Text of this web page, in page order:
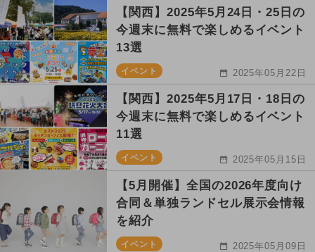
【関西】2025年5月24日・25日の
今週末に無料で楽しめるイベント
13選
イベント 2025年05月22日
【関西】2025年5月17日・18日の
今週末に無料で楽しめるイベント
11選
イベント 2025年05月15日
【5月開催】全国の2026年度向け
合同＆単独ランドセル展示会情報
を紹介
イベント 2025年05月09日